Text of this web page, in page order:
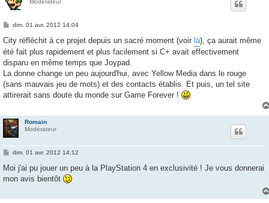
Modérateur
M
s
s
a
g
e
dim. 01 avr. 2012 14:04
City réfléchit à ce projet depuis un sacré moment (voir là), ça aurait même
été fait plus rapidement et plus facilement si C+ avait effectivement
disparu en même temps que Joypad.
La donne change un peu aujourd'hui, avec Yellow Media dans le rouge
(sans mauvais jeu de mots) et des contacts établis. Et puis, un tel site
attirerait sans doute du monde sur Game Forever !
Romain
Modérateur
M
s
a
dim. 01 avr. 2012 14:12
Moi j'ai pu jouer un peu à la PlayStation 4 en exclusivité ! Je vous donnerai
mon avis bientôt